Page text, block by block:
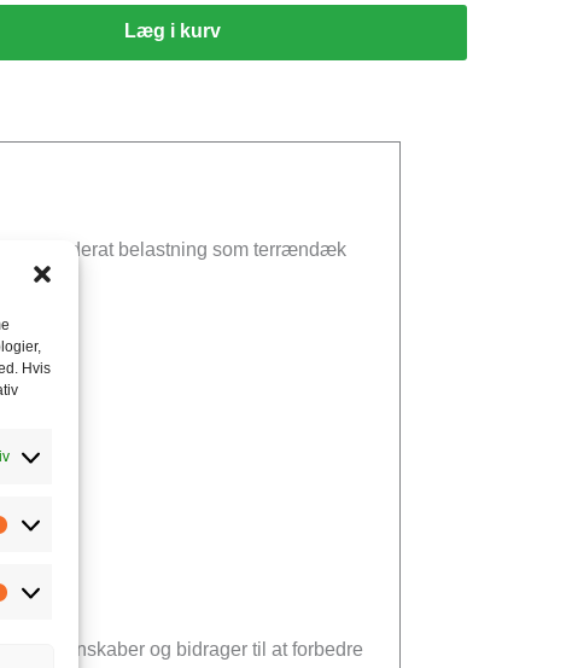
Hvis
Statistikker
Marketing
Læg i kurv
moderat belastning som terrændæk
og bidrager til at forbedre